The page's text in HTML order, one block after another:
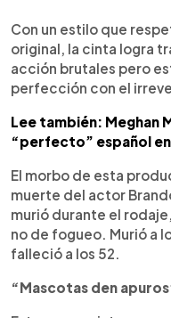
Con un estilo que
original, la cinta logra
acción brutales pero
perfección con el
Lee también: Meghan
“perfecto” español
El morbo de esta
muerte del actor
murió durante el
no de fogueo. Murió a
falleció a los 52.
“Mascotas den